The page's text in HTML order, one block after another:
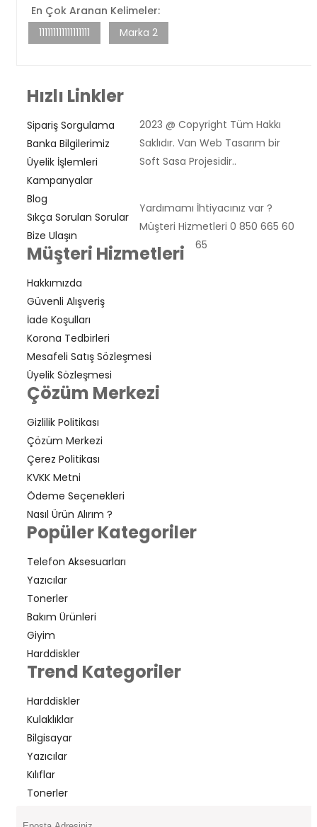
En Çok Aranan Kelimeler:
111111111111111111
Marka 2
Hızlı Linkler
Sipariş Sorgulama
Banka Bilgilerimiz
Üyelik İşlemleri
Kampanyalar
Blog
Sıkça Sorulan Sorular
Bize Ulaşın
Müşteri Hizmetleri
Hakkımızda
Güvenli Alışveriş
İade Koşulları
Korona Tedbirleri
Mesafeli Satış Sözleşmesi
Üyelik Sözleşmesi
Çözüm Merkezi
Gizlilik Politikası
Çözüm Merkezi
Çerez Politikası
KVKK Metni
Ödeme Seçenekleri
Nasıl Ürün Alırım ?
Popüler Kategoriler
Telefon Aksesuarları
Yazıcılar
Tonerler
Bakım Ürünleri
Giyim
Harddiskler
Trend Kategoriler
Harddiskler
Kulaklıklar
Bilgisayar
Yazıcılar
Kılıflar
Tonerler
2023 @ Copyright Tüm Hakkı
Saklıdır. Van Web Tasarım bir
Soft Sasa Projesidir..
Yardımamı İhtiyacınız var ?
Müşteri Hizmetleri 0 850 665 60
65